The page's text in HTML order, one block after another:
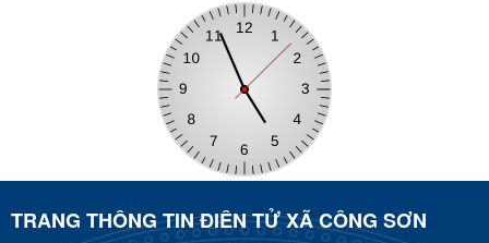
TRANG THÔNG TIN ĐIÊN TỬ XÃ CÔNG SƠN